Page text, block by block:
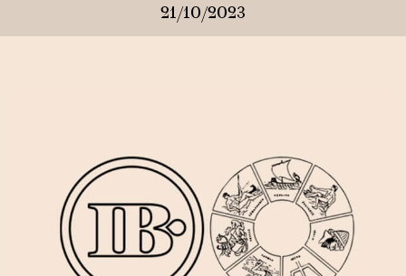
21/10/2023